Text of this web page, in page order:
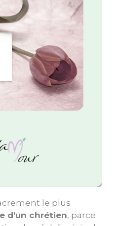
le plus
d’un chrétien, parce